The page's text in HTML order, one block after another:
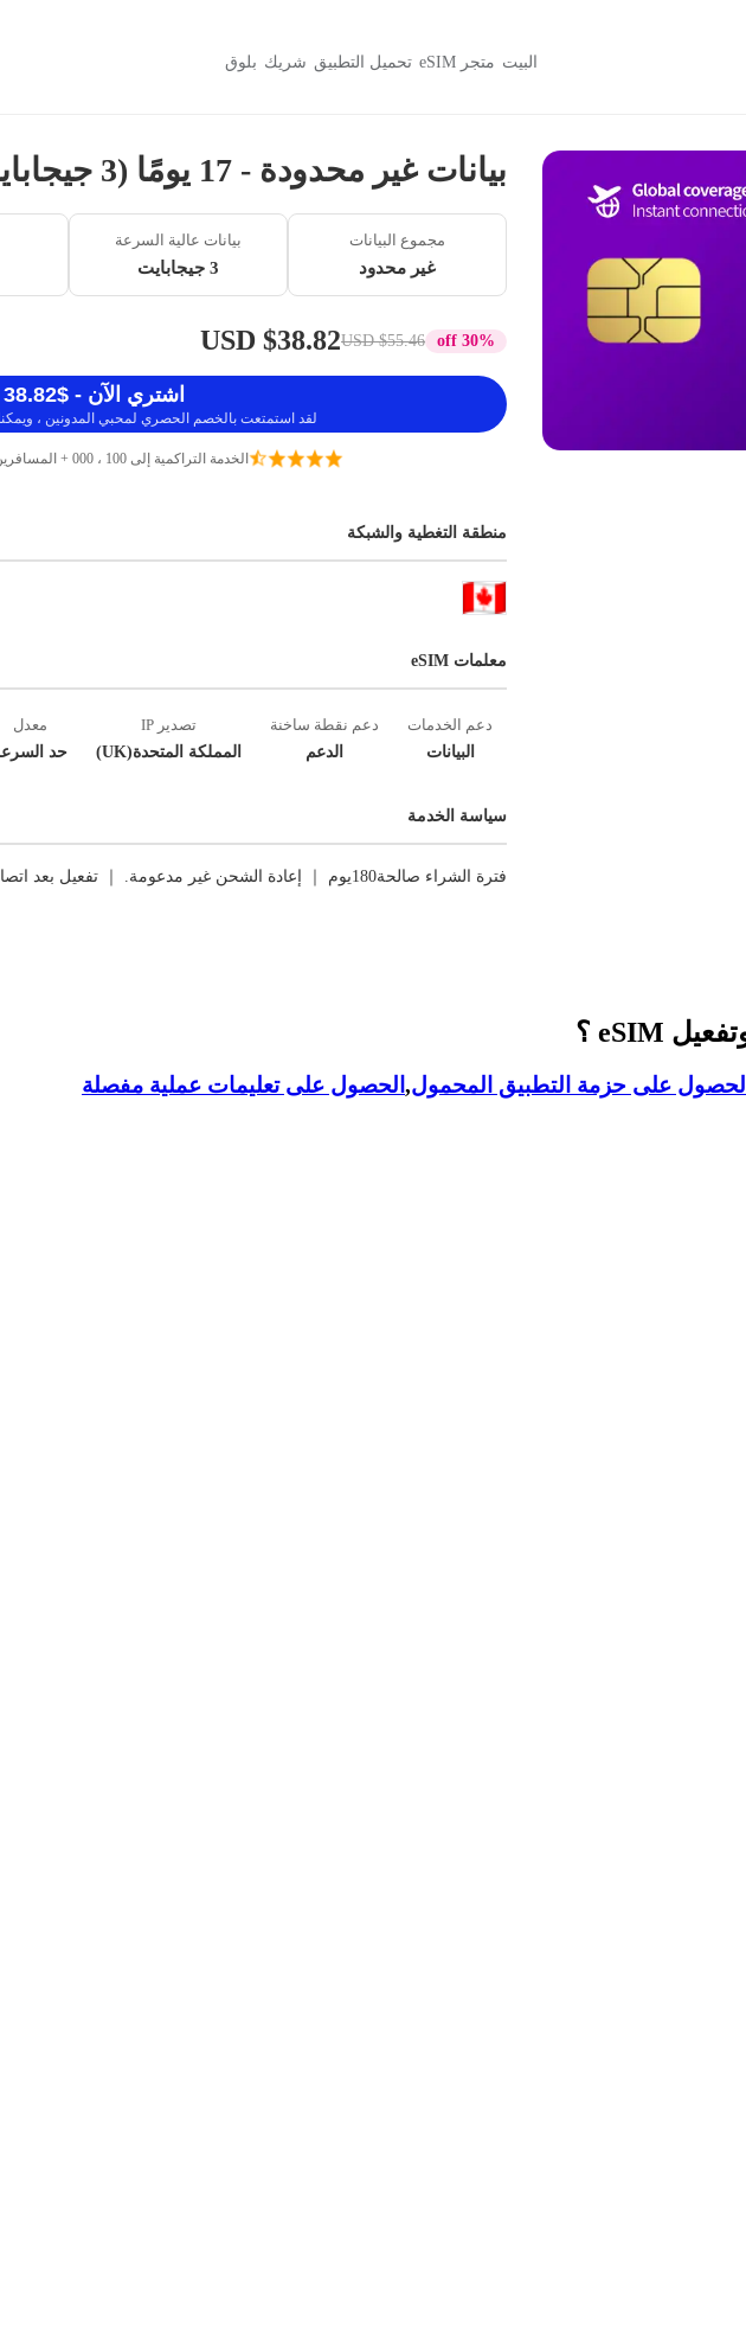
البيت متجر eSIM تحميل التطبيق شريك بلوق
بيانات غير محدودة - 17 يومًا (3 جيجابايت / 384 كيلوبايت)
مجموع البيانات
غير محدود
بيانات عالية السرعة
3 جيجابايت
30% off
$55.46 USD
$38.82 USD
اشتري الآن - $38.82 USD
لقد استمتعت بالخصم الحصري لمحبي المدونين ،
الخدمة التراكمية إلى 100 ، 000 + المسافرين
منطقة التغطية والشبكة
معلمات eSIM
دعم الخدمات
البيانات
دعم نقطة ساخنة
الدعم
تصدير IP
المملكة المتحدة(UK)
معدل
حد
سياسة الخدمة
فترة الشراء صالحة180يوم ｜ إعادة الشحن غير مدعومة. ｜ تفعيل بعد اتصال الشبكة الأول ｜ العوائد غير مدعومة.
الحصول على حزمة التطبيق المحمول, الحصول على تعليمات عملية مفصلة